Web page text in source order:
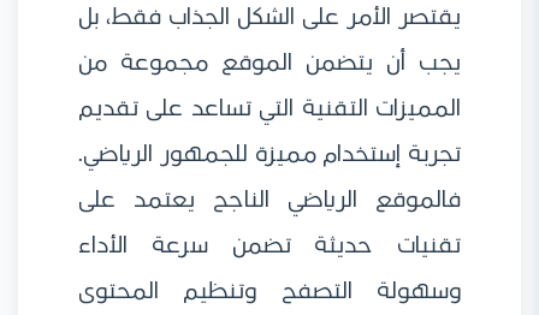
يقتصر الأمر على الشكل الجذاب فقط، بل
يجب أن يتضمن الموقع مجموعة من
المميزات التقنية التي تساعد على تقديم
تجربة إستخدام مميزة للجمهور الرياضي.
فالموقع الرياضي الناجح يعتمد على
تقنيات حديثة تضمن سرعة الأداء
وسهولة التصفح وتنظيم المحتوى